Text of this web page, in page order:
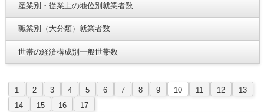
産業別・従業上の地位別就業者数
職業別（大分類）就業者数
世帯の経済構成別一般世帯数
1 2 3 4 5 6 7 8 9 10 11 12
13
14
15 16
17